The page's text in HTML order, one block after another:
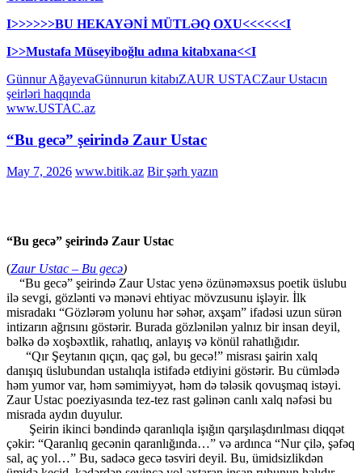
I>>>>>>BU HEKAYƏNİ MÜTLƏQ OXU<<<<<<I
I>>Mustafa Müseyiboğlu adına kitabxana<<I
Günnur AğayevaGünnurun kitabıZAUR USTACZaur Ustacın
şeirləri haqqında
www.USTAC.az
“Bu gecə” şeirində Zaur Ustac
May 7, 2026 www.bitik.az Bir şərh yazın
“Bu gecə” şeirində Zaur Ustac
(Zaur Ustac – Bu gecə)
“Bu gecə” şeirində Zaur Ustac yenə özünəməxsus poetik üslubu
ilə sevgi, gözlənti və mənəvi ehtiyac mövzusunu işləyir. İlk
misradakı “Gözlərəm yolunu hər səhər, axşam” ifadəsi uzun sürən
intizarın ağrısını göstərir. Burada gözlənilən yalnız bir insan deyil,
bəlkə də xoşbəxtlik, rahatlıq, anlayış və könül rahatlığıdır.
“Qır Şeytanın qıçın, qaç gəl, bu gecə!” misrası şairin xalq
danışıq üslubundan ustalıqla istifadə etdiyini göstərir. Bu cümlədə
həm yumor var, həm səmimiyyət, həm də tələsik qovuşmaq istəyi.
Zaur Ustac poeziyasında tez-tez rast gəlinən canlı xalq nəfəsi bu
misrada aydın duyulur.
Şeirin ikinci bəndində qaranlıqla işığın qarşılaşdırılması diqqət
çəkir: “Qaranlıq gecənin qaranlığında…” və ardınca “Nur çilə, şəfəq
sal, aç yol…” Bu, sadəcə gecə təsviri deyil. Bu, ümidsizlikdən